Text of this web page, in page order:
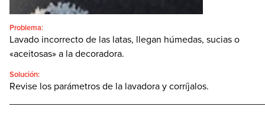
Problema:
Lavado incorrecto de las latas, llegan húmedas, sucias o
«aceitosas» a la decoradora.
Solución:
Revise los parámetros de la lavadora y corríjalos.